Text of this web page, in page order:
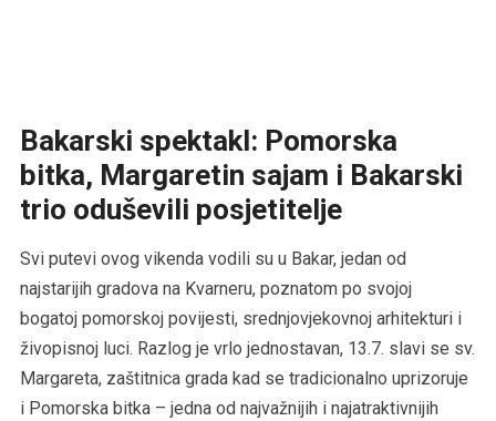
Bakarski spektakl: Pomorska
bitka, Margaretin sajam i Bakarski
trio oduševili posjetitelje
Svi putevi ovog vikenda vodili su u Bakar, jedan od
najstarijih gradova na Kvarneru, poznatom po svojoj
bogatoj pomorskoj povijesti, srednjovjekovnoj arhitekturi i
živopisnoj luci. Razlog je vrlo jednostavan, 13.7. slavi se sv.
Margareta, zaštitnica grada kad se tradicionalno uprizoruje
i Pomorska bitka – jedna od najvažnijih i najatraktivnijih